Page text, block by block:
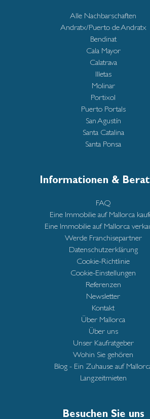
Alle Nachbarschaften
Andratx/Puerto de Andratx
Bendinat
Cala Mayor
Calatrava
Illetas
Molinar
Portixol
Puerto Portals
San Agustín
Santa Catalina
Santa Ponsa
Informationen &
FAQ
Eine Immobilie auf Mallorca
Eine Immobilie auf Mallorca
Werde Franchisepartner
Datenschutzerklärung
Cookie-Richtlinie
Cookie-Einstellungen
Referenzen
Newsletter
Kontakt
Über Mallorca
Über uns
Unser Kaufratgeber
Wohin Sie gehören
Blog - Ein Zuhause auf
Langzeitmieten
Besuchen Sie uns